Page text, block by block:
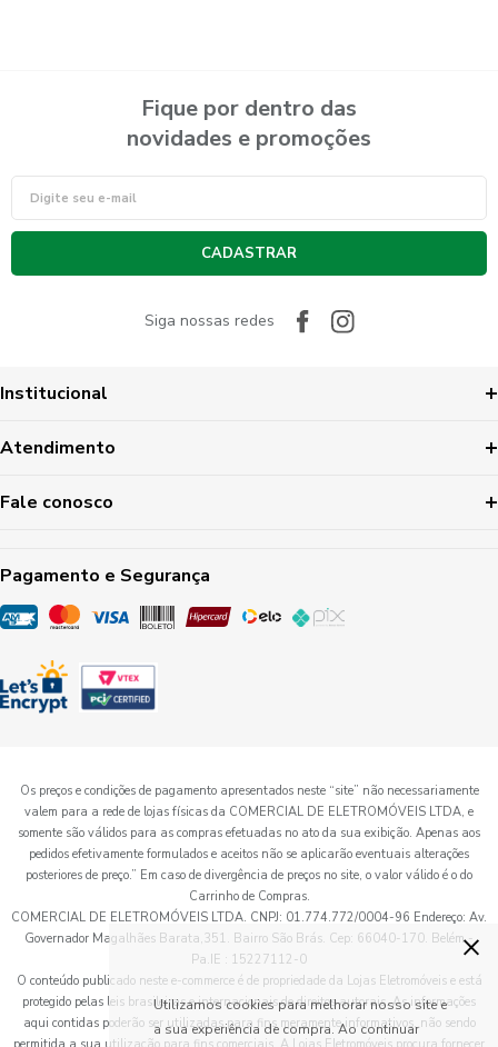
Fique por dentro das
novidades e promoções
CADASTRAR
Siga nossas redes
Institucional
Atendimento
Fale conosco
Pagamento e Segurança
Os preços e condições de pagamento apresentados neste “site” não necessariamente
valem para a rede de lojas físicas da COMERCIAL DE ELETROMÓVEIS LTDA, e
somente são válidos para as compras efetuadas no ato da sua exibição. Apenas aos
pedidos efetivamente formulados e aceitos não se aplicarão eventuais alterações
posteriores de preço.” Em caso de divergência de preços no site, o valor válido é o do
Carrinho de Compras.
COMERCIAL DE ELETROMÓVEIS LTDA. CNPJ: 01.774.772/0004-96 Endereço: Av.
Governador Magalhães Barata,351. Bairro São Brás. Cep: 66040-170. Belém -
Pa.IE : 15227112-0
O conteúdo publicado neste e-commerce é de propriedade da Lojas Eletromóveis e está
protegido pelas leis brasileiras e internacionais de direitos autorais. As informações
aqui contidas poderão ser utilizadas para fins meramente informativos, não sendo
×
Utilizamos cookies para melhorar nosso site e
a sua experiência de compra. Ao continuar